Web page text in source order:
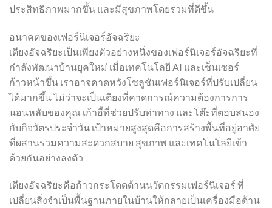
ประสิทธิภาพมากขึ้น และมีสุขภาพโดยรวมที่ดีขึ้น
อนาคตของเฟอร์นิเจอร์อัจฉริยะ
เตียงอัจฉริยะเป็นเพียงตัวอย่างหนึ่งของเฟอร์นิเจอร์อัจฉริยะที่
กำลังพัฒนาบ้านยุคใหม่ เมื่อเทคโนโลยี AI และเซ็นเซอร์
ก้าวหน้าขึ้น เราอาจคาดหวังโซลูชันเฟอร์นิเจอร์ที่ปรับเปลี่ยน
ได้มากขึ้น ไม่ว่าจะเป็นเตียงที่คาดการณ์ความต้องการการ
นอนหลับของคุณ เก้าอี้ที่ช่วยปรับท่าทาง และโต๊ะที่ตอบสนอง
กับกิจวัตรประจำวัน เป้าหมายสูงสุดคือการสร้างพื้นที่อยู่อาศัย
ที่ผสานรวมความสะดวกสบาย สุขภาพ และเทคโนโลยีเข้า
ด้วยกันอย่างลงตัว
เตียงอัจฉริยะคือก้าวกระโดดด้านนวัตกรรมเฟอร์นิเจอร์ ที่
เปลี่ยนสิ่งจำเป็นพื้นฐานภายในบ้านให้กลายเป็นเครื่องมือด้าน